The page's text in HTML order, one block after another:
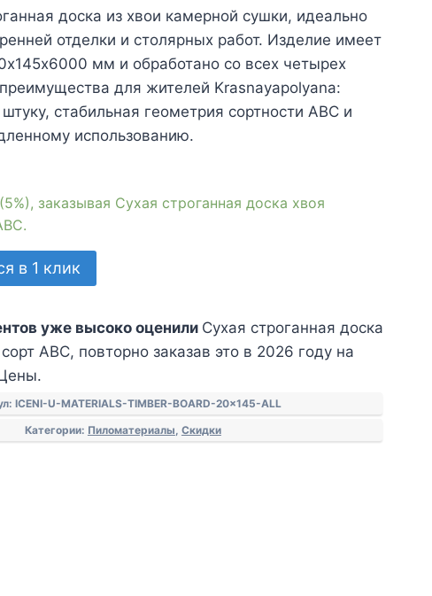
821₽.
доска из хвои камерной сушки, идеально
отделки и столярных работ. Изделие имеет
мм и обработано со всех четырех
для жителей Krasnayapolyana:
стабильная геометрия сортности АВС и
использованию.
заказывая Сухая строганная доска хвоя
в 1 клик
уже высоко оценили Сухая строганная доска
АВС, повторно заказав это в 2026 году на
ICENI-U-MATERIALS-TIMBER-BOARD-20x145-ALL
Категории: Пиломатериалы, Скидки